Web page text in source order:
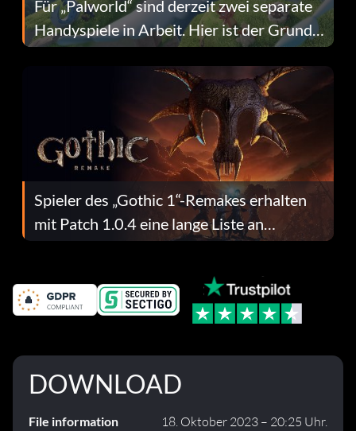
Für „Palworld“ sind derzeit zwei separate
Handyspiele in Arbeit. Hier ist der Grund
dafür.
Spieler des „Gothic 1“-Remakes erhalten
mit Patch 1.0.4 eine lange Liste an
Fehlerbehebungen
DOWNLOAD
File information 18. Oktober 2023 – 20:25 Uhr.